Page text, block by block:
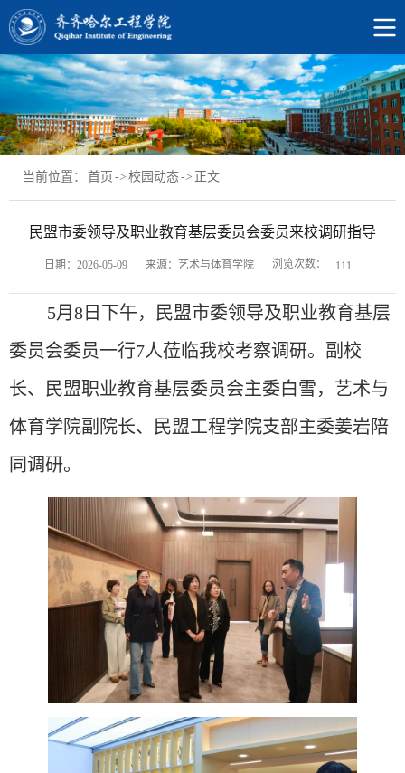
当前位置： 首页 -> 校园动态-> 正文
民盟市委领导及职业教育基层委员会委员来校调研指导
日期：2026-05-09 来源：艺术与体育学院 浏览次数： 111
5月8日下午，民盟市委领导及职业教育基层
委员会委员一行7人莅临我校考察调研。副校
长、民盟职业教育基层委员会主委白雪，艺术与
体育学院副院长、民盟工程学院支部主委姜岩陪
同调研。